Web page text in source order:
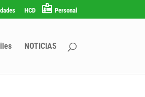
HCD Personal
NOTICIAS